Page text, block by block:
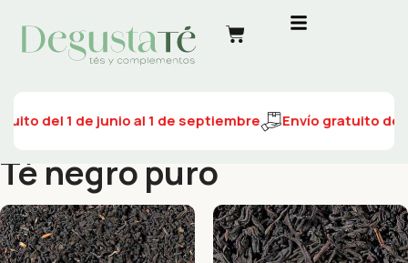
del 1 de junio al 1 de septiembre Envío gratuito del
Té negro puro